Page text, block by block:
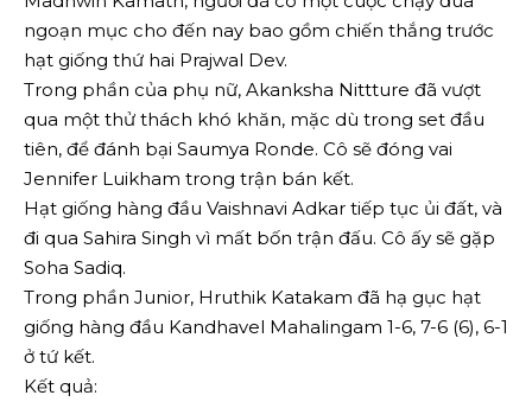
ngoạn mục cho đến nay bao gồm chiến thắng trước
hạt giống thứ hai Prajwal Dev.
Trong phần của phụ nữ, Akanksha Nittture đã vượt
qua một thử thách khó khăn, mặc dù trong set đầu
tiên, để đánh bại Saumya Ronde. Cô sẽ đóng vai
Jennifer Luikham trong trận bán kết.
Hạt giống hàng đầu Vaishnavi Adkar tiếp tục ủi đất, và
đi qua Sahira Singh vì mất bốn trận đấu. Cô ấy sẽ gặp
Soha Sadiq.
Trong phần Junior, Hruthik Katakam đã hạ gục hạt
giống hàng đầu Kandhavel Mahalingam 1-6, 7-6 (6), 6-1
ở tứ kết.
Kết quả: